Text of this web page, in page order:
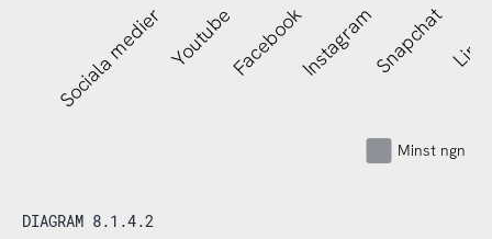
Sociala medier YoutubeFacebookInstagramSnapchat
Minst ngn
DIAGRAM 8.1.4.2